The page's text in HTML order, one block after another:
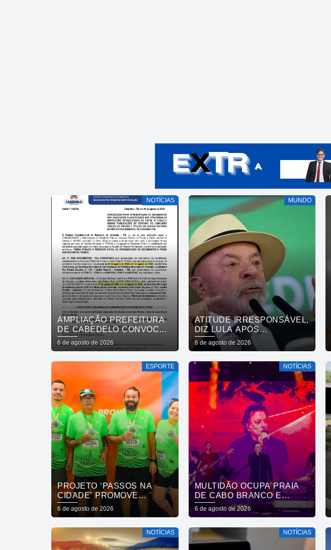
NOTÍCIAS
AMPLIAÇÃO PREFEITURA
DE CABEDELO CONVOCA
APROVADOS EM
CONCURSO PÚBLICO DA
DOCUMENTOS
6 de agosto de 2026
MUNDO
ATITUDE IRRESPONSÁVEL,
DIZ LULA APÓS
REVOGAÇÃO DE VISTO DE
EMBAIXADORA
6 de agosto de 2026
ESPORTE
PROJETO ‘PASSOS NA
CIDADE’ PROMOVE
INCLUSÃO SOCIAL E
FORTALECE CUIDADO EM
DA CORRIDA
6 de agosto de 2026
NOTÍCIAS
MULTIDÃO OCUPA PRAIA
DE CABO BRANCO E
CELEBRA OS 441 ANOS DA
CAPITAL COM SHOWS DE
6 de agosto de 2026
NOTÍCIAS NOTÍCIAS